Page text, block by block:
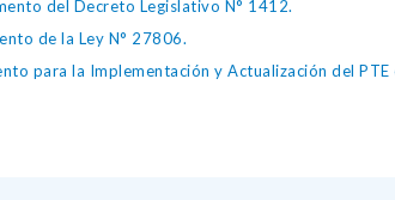
del Decreto Legislativo N° 1412.
de la Ley N° 27806.
para la Implementación y Actualización del